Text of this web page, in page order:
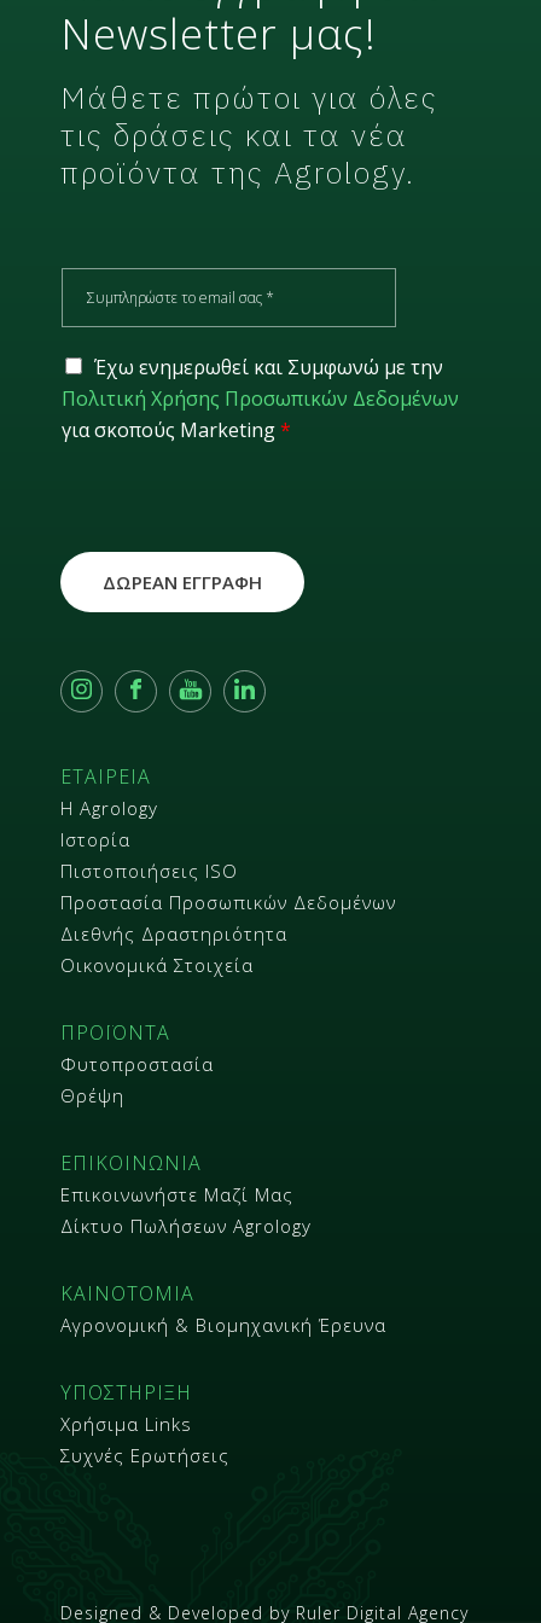
Newsletter μας!
Μάθετε πρώτοι για όλες
τις δράσεις και τα νέα
προϊόντα της Agrology.
ΕΤΑΙΡΕΙΑ
Η Agrology
Ιστορία
Πιστοποιήσεις ISO
Προστασία Προσωπικών Δεδομένων
Διεθνής Δραστηριότητα
Οικονομικά Στοιχεία
ΠΡΟΪΟΝΤΑ
Φυτοπροστασία
Θρέψη
ΕΠΙΚΟΙΝΩΝΙΑ
Επικοινωνήστε Μαζί Μας
Δίκτυο Πωλήσεων Agrology
ΚΑΙΝΟΤΟΜΙΑ
Αγρονομική & Βιομηχανική Έρευνα
ΥΠΟΣΤΗΡΙΞΗ
Χρήσιμα Links
Συχνές Ερωτήσεις
a
l
*
G
D
P
R
Έχω ενημερωθεί και Συμφωνώ με την
Πολιτική Χρήσης Προσωπικών Δεδομένων
για σκοπούς Marketing*
ΔΩΡΕΑΝ ΕΓΓΡΑΦΗ
Designed & Developed by Ruler Digital Agency